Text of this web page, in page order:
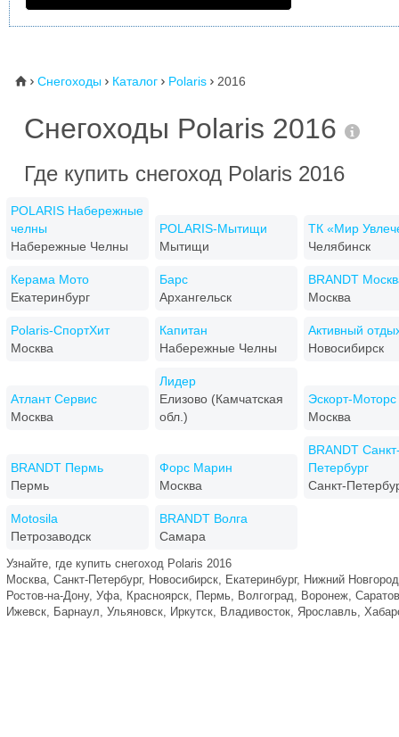
⌂  Снегоходы  Каталог  Polaris  2016
Снегоходы Polaris 2016
Где купить снегоход Polaris 2016
POLARIS Набережные
челны
Набережные Челны
POLARIS-Мытищи
Мытищи
ТК «Мир
Челябинск
Керама Мото
Екатеринбург
Барс
Архангельск
BRANDT
Москва
Polaris-СпортХит
Москва
Капитан
Набережные Челны
Активный
Новосибирск
Атлант Сервис
Москва
Лидер
Елизово (Камчатская
обл.)
Эскорт-Моторс
Москва
BRANDT Пермь
Пермь
Форс Марин
Москва
BRANDT
Петербург
Санкт-
Motosila
Петрозаводск
BRANDT Волга
Самара
Узнайте, где купить снегоход Polaris 2016
Москва, Санкт-Петербург, Новосибирск, Екатеринбург, Нижний
Ростов-на-Дону, Уфа, Красноярск, Пермь, Волгоград, Воронеж,
Ижевск, Барнаул, Ульяновск, Иркутск, Владивосток, Ярославль,